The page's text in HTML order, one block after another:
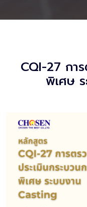
CQI-27 การ
พิเศษ ร